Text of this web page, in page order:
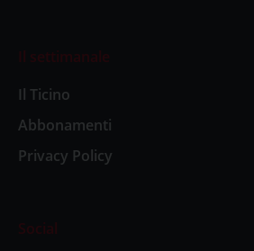
Il settimanale
Il Ticino
Abbonamenti
Privacy Policy
Social